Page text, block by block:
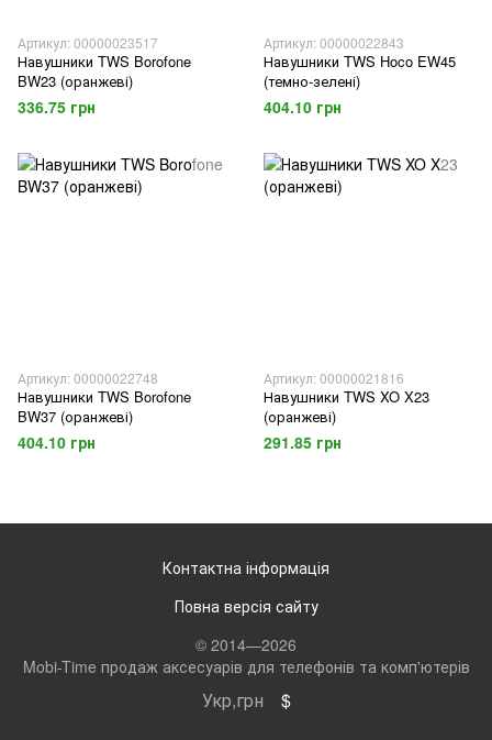
Артикул: 00000023517
Навушники TWS Borofone
BW23 (оранжеві)
336.75 грн
Артикул: 00000022843
Навушники TWS Hoco EW45
(темно-зелені)
404.10 грн
Артикул: 00000022748
Навушники TWS Borofone
BW37 (оранжеві)
404.10 грн
Артикул: 00000021816
Навушники TWS XO X23
(оранжеві)
291.85 грн
Контактна інформація
Повна версія сайту
© 2014—2026
Mobi-Time продаж аксесуарів для телефонів та комп'ютерів
Укр,грн $